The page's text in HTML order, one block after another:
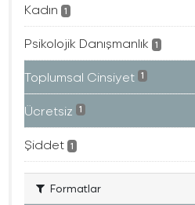
Kadın 1
Psikolojik Danışmanlık 1
Toplumsal Cinsiyet 1
Ücretsiz 1
Şiddet 1
Formatlar